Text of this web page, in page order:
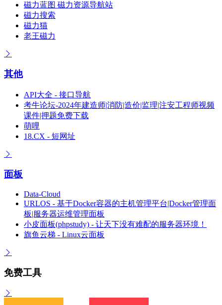
磁力蓝图 磁力资源导航站
磁力搜索
磁力猫
老王磁力
其他
API大全 - 接口导航
考牛论坛-2024年建造师|消防|造价|监理|注安工程师视频
课件|押题免费下载
萌哩
18.CX - 短网址
面板
Data-Cloud
URLOS - 基于Docker容器的主机管理平台|Docker管理面
板|服务器运维管理面板
小皮面板(phpstudy) - 让天下没有难配的服务器环境！
旗鱼云梯 - Linux云面板
免费工具